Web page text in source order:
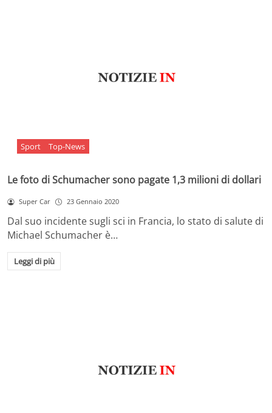
Sport Top-News
Le foto di Schumacher sono pagate 1,3 milioni di dollari
Super Car 23 Gennaio 2020
Dal suo incidente sugli sci in Francia, lo stato di salute di
Michael Schumacher è…
Leggi di più